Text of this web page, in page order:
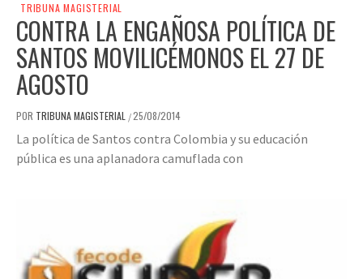
TRIBUNA MAGISTERIAL
CONTRA LA ENGAÑOSA POLÍTICA DE
SANTOS MOVILICÉMONOS EL 27 DE
AGOSTO
POR TRIBUNA MAGISTERIAL /25/08/2014
La política de Santos contra Colombia y su educación
pública es una aplanadora camuflada con